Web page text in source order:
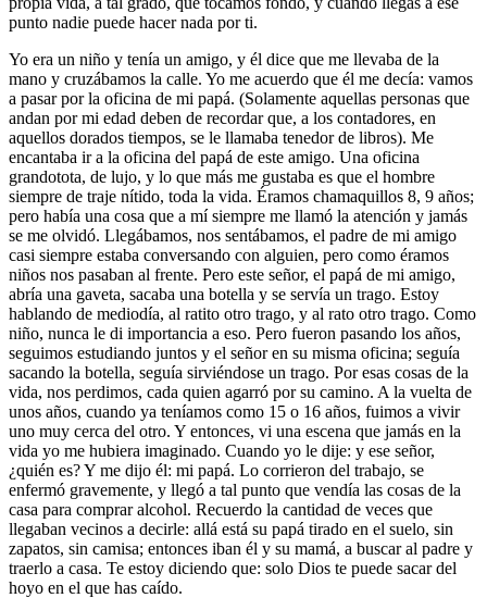
punto nadie puede hacer nada por ti.
Yo era un niño y tenía un amigo, y él dice que me llevaba de la
mano y cruzábamos la calle. Yo me acuerdo que él me decía: vamos
a pasar por la oficina de mi papá. (Solamente aquellas personas que
andan por mi edad deben de recordar que, a los contadores, en
aquellos dorados tiempos, se le llamaba tenedor de libros). Me
encantaba ir a la oficina del papá de este amigo. Una oficina
grandotota, de lujo, y lo que más me gustaba es que el hombre
siempre de traje nítido, toda la vida. Éramos chamaquillos 8, 9 años;
pero había una cosa que a mí siempre me llamó la atención y jamás
se me olvidó. Llegábamos, nos sentábamos, el padre de mi amigo
casi siempre estaba conversando con alguien, pero como éramos
niños nos pasaban al frente. Pero este señor, el papá de mi amigo,
abría una gaveta, sacaba una botella y se servía un trago. Estoy
hablando de mediodía, al ratito otro trago, y al rato otro trago. Como
niño, nunca le di importancia a eso. Pero fueron pasando los años,
seguimos estudiando juntos y el señor en su misma oficina; seguía
sacando la botella, seguía sirviéndose un trago. Por esas cosas de la
vida, nos perdimos, cada quien agarró por su camino. A la vuelta de
unos años, cuando ya teníamos como 15 o 16 años, fuimos a vivir
uno muy cerca del otro. Y entonces, vi una escena que jamás en la
vida yo me hubiera imaginado. Cuando yo le dije: y ese señor,
¿quién es? Y me dijo él: mi papá. Lo corrieron del trabajo, se
enfermó gravemente, y llegó a tal punto que vendía las cosas de la
casa para comprar alcohol. Recuerdo la cantidad de veces que
llegaban vecinos a decirle: allá está su papá tirado en el suelo, sin
zapatos, sin camisa; entonces iban él y su mamá, a buscar al padre y
traerlo a casa. Te estoy diciendo que: solo Dios te puede sacar del
hoyo en el que has caído.